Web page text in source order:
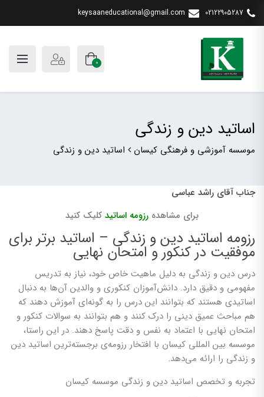
02122905287
keysaaneducational@gmail.com
0
اساتید دین و زندگی
موسسه آموزشی و فرهنگی کیسان اساتید دین و زندگی
جناب آقای راشد عباسی
برای مشاهده رزومه اساتید کلیک کنید
رزومه اساتید دین و زندگی – اساتید برتر برای
موفقیت در کنکور و امتحان نهایی
درس دین و زندگی به دلیل ماهیت خاص خود، نیاز به تدریس
مفهومی و دقیق دارد. دانش‌آموزان کنکوری و والدین آن‌ها به دنبال
اساتیدی هستند که بتوانند این درس را به گونه‌ای آموزش دهند که
هم مباحث عمیق دینی را درک کنند و هم بتوانند به سوالات کنکور و
امتحان نهایی با اعتماد به نفس و دقت پاسخ دهند. در این راستا،
موسسه بین المللی کیسان با افتخار رزومه‌ی برجسته‌ترین اساتید دین
و زندگی را ارائه می‌دهد.
تجربه و تخصص اساتید دین و زندگی موسسه کیسان